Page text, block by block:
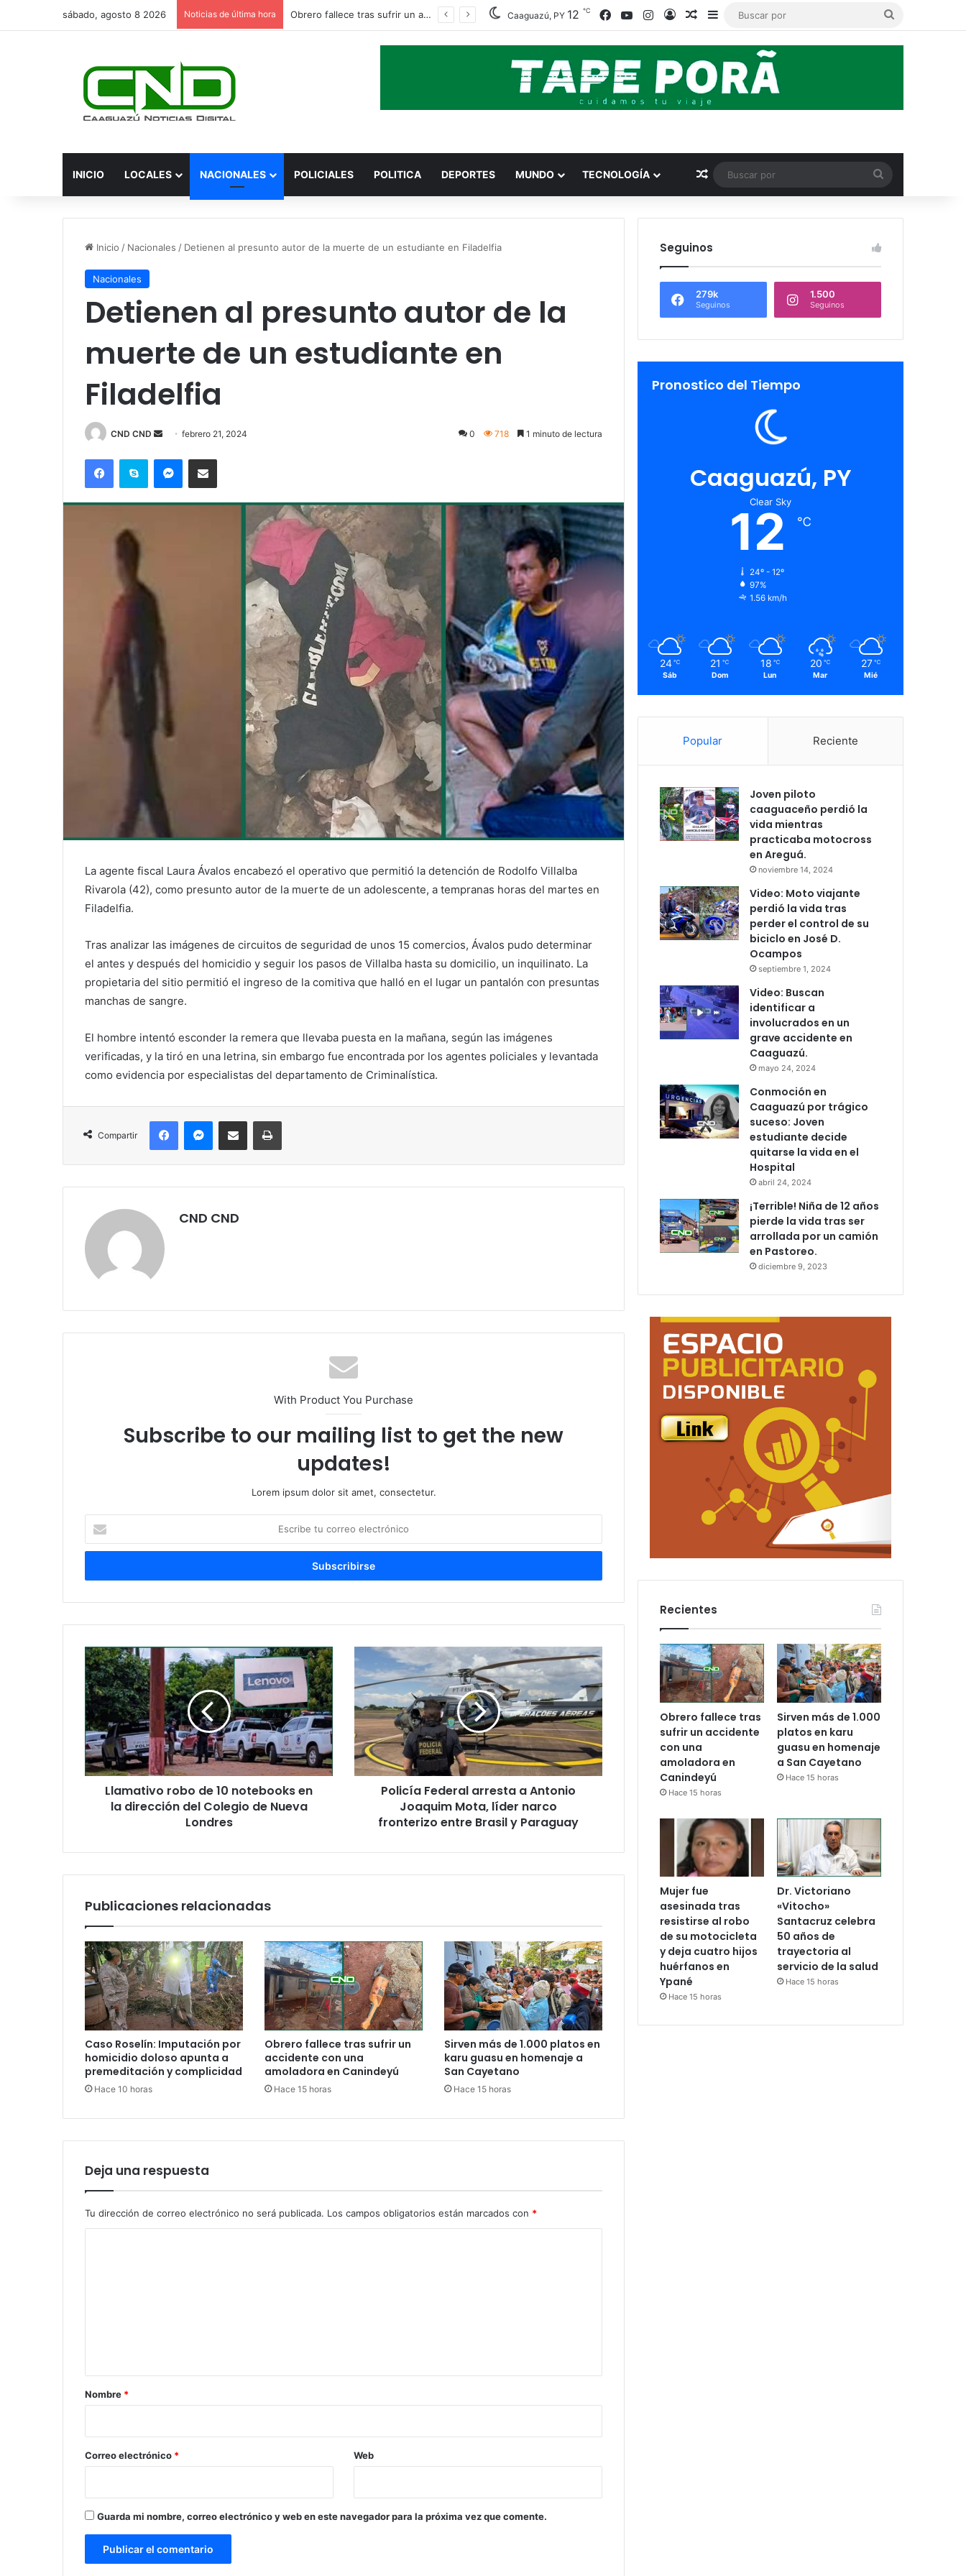
sábado, agosto 8 2026 Noticias de última hora Obrero fallece tras sufrir un accidente con una amoladora en Canindeyú Caaguazú, PY 12 ℃ Facebook
YouTubeInstagram
AccesoPublicación al azar
Barra lateral
INICIO LOCALES NACIONALES POLICIALES POLITICA DEPORTES MUNDO TECNOLOGÍA Publicación al azar
por
Inicio / Nacionales / Detienen al presunto autor de la muerte de un estudiante en Filadelfia
Nacionales
Detienen al presunto autor de la
muerte de un estudiante en
Filadelfia
CND CND
Send
email
febrero 21, 2024 0 718 1 minuto de lectura
FacebookSkype MessengerCompartir por correo electrónico
La agente fiscal Laura Ávalos encabezó el operativo que permitió la detención de Rodolfo Villalba
Rivarola (42), como presunto autor de la muerte de un adolescente, a tempranas horas del martes en
Filadelfia.
Tras analizar las imágenes de circuitos de seguridad de unos 15 comercios, Ávalos pudo determinar
el antes y después del homicidio y seguir los pasos de Villalba hasta su domicilio, un inquilinato. La
propietaria del sitio permitió el ingreso de la comitiva que halló en el lugar un pantalón con presuntas
manchas de sangre.
El hombre intentó esconder la remera que llevaba puesta en la mañana, según las imágenes
verificadas, y la tiró en una letrina, sin embargo fue encontrada por los agentes policiales y levantada
como evidencia por especialistas del departamento de Criminalística.
Compartir
FacebookMessengerCompartir por correo electrónicoImprimir
CND CND
With Product You Purchase
Subscribe to our mailing list to get the new
updates!
Lorem ipsum dolor sit amet, consectetur.
correo
Llamativo robo de 10 notebooks en
la dirección del Colegio de Nueva
Londres
Policía Federal arresta a Antonio
Joaquim Mota, líder narco
fronterizo entre Brasil y Paraguay
Publicaciones relacionadas
Caso Roselín: Imputación por
homicidio doloso apunta a
premeditación y complicidad
Hace 10 horas
Obrero fallece tras sufrir un
accidente con una
amoladora en Canindeyú
Hace 15 horas
Sirven más de 1.000 platos en
karu guasu en homenaje a
San Cayetano
Hace 15 horas
Deja una respuesta
Tu dirección de correo electrónico no será publicada. Los campos obligatorios están marcados con *
r
*
Nombre *
Correo electrónico * Web
Guarda mi nombre, correo electrónico y web en este navegador para la próxima vez que comente.
Seguinos
279k
Seguinos
1.500
Seguinos
Pronostico del Tiempo
Caaguazú, PY
Clear Sky
12 ℃
24º - 12º
97%
1.56 km/h
24 ℃
Sáb
21 ℃
Dom
18 ℃
Lun
20 ℃
Mar
27 ℃
Mié
Popular Reciente
Joven piloto
caaguaceño perdió la
vida mientras
practicaba motocross
en Areguá.
noviembre 14, 2024
Video: Moto viajante
perdió la vida tras
perder el control de su
biciclo en José D.
Ocampos
septiembre 1, 2024
Video: Buscan
identificar a
involucrados en un
grave accidente en
Caaguazú.
mayo 24, 2024
Conmoción en
Caaguazú por trágico
suceso: Joven
estudiante decide
quitarse la vida en el
Hospital
abril 24, 2024
¡Terrible! Niña de 12 años
pierde la vida tras ser
arrollada por un camión
en Pastoreo.
diciembre 9, 2023
Recientes
Obrero fallece tras
sufrir un accidente
con una
amoladora en
Canindeyú
Hace 15 horas
Sirven más de 1.000
platos en karu
guasu en homenaje
a San Cayetano
Hace 15 horas
Mujer fue
asesinada tras
resistirse al robo
de su motocicleta
y deja cuatro hijos
huérfanos en
Ypané
Hace 15 horas
Dr. Victoriano
«Vitocho»
Santacruz celebra
50 años de
trayectoria al
servicio de la salud
Hace 15 horas